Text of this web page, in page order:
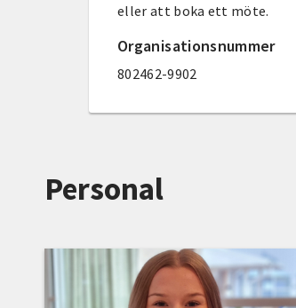
eller att boka ett möte.
Organisationsnummer
802462-9902
Personal